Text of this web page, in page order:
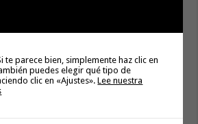
te parece bien, simplemente haz clic en
puedes elegir qué tipo de
clic en «Ajustes».Lee nuestra